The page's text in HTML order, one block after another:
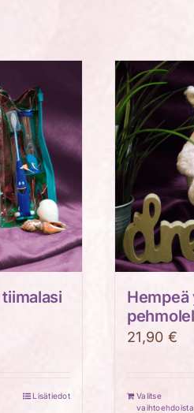
Lisätiedot
21,90 €
Valitse
vaihtoehdoista